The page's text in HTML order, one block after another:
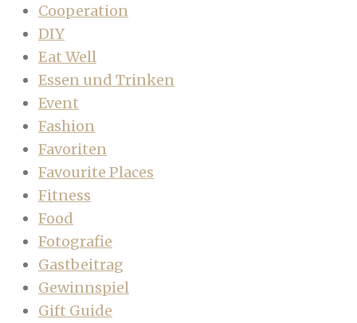
Cooperation
DIY
Eat Well
Essen und Trinken
Event
Fashion
Favoriten
Favourite Places
Fitness
Food
Fotografie
Gastbeitrag
Gewinnspiel
Gift Guide